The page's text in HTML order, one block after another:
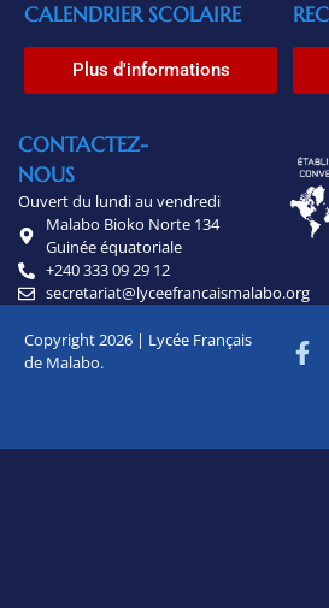
CALENDRIER SCOLAIRE
Plus d'informations
CONTACTEZ-
NOUS
Ouvert du lundi au vendredi
Malabo Bioko Norte 134
Guinée équatoriale
+240 333 09 29 12
secretariat@lyceefrancaismalabo.org
Copyright 2026 | Lycée Français
de Malabo.